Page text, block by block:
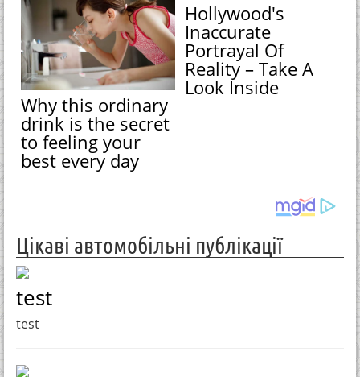
Why this ordinary
drink is the secret
to feeling your
best every day
Hollywood's
Inaccurate
Portrayal Of
Reality – Take A
Look Inside
Цікаві автомобільні публікації
test
test